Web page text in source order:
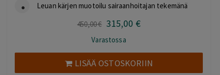
Leuan kärjen muotoilu sairaanhoitajan tekemänä
450,00€ Alkuperäinen
oli:
450,00 €.
315,00 €Nykyinen
315,00 €.
Varastossa
LISÄÄ OSTOSKORIIN